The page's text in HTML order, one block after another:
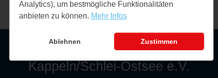
Touristikverein
Kappeln/Schlei-Ostsee e.V.
Analytics), um bestmögliche Funktionalitäten
anbieten zu können. Mehr Infos
Ablehnen Zustimmen